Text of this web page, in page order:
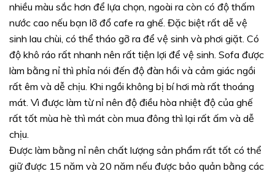
nhiều màu sắc hơn để lựa chọn, ngoài ra còn có độ thấm
nước cao nếu bạn lỡ đổ cafe ra ghế. Đặc biệt rất dễ vệ
sinh lau chùi, có thể tháo gỡ ra để vệ sinh và phơi giặt. Có
độ khô ráo rất nhanh nên rất tiện lợi để vệ sinh. Sofa được
làm bằng nỉ thì phỉa nói đến độ đàn hồi và cảm giác ngồi
rất êm và dễ chịu. Khi ngồi không bị bí hơi mà rất thoáng
mát. Vì được làm từ nỉ nên độ điều hòa nhiệt độ của ghế
rất tốt mùa hè thì mát còn mua đông thì lại rất ấm và dễ
chịu.
Được làm bằng nỉ nên chất lượng sản phẩm rất tốt có thể
giữ được 15 năm và 20 năm nếu được bảo quản bằng các